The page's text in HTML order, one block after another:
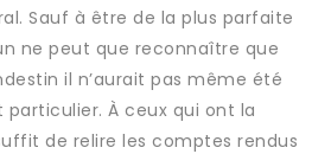
Sauf à être de la plus parfaite
ne peut que reconnaître que
il n’aurait pas même été
particulier. À ceux qui ont la
de relire les comptes rendus